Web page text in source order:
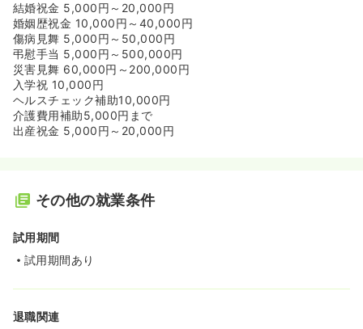
結婚祝金 5,000円～20,000円
婚姻歴祝金 10,000円～40,000円
傷病見舞 5,000円～50,000円
弔慰手当 5,000円～500,000円
災害見舞 60,000円～200,000円
入学祝 10,000円
ヘルスチェック補助10,000円
介護費用補助5,000円まで
出産祝金 5,000円～20,000円
その他の就業条件
試用期間
試用期間あり
退職関連